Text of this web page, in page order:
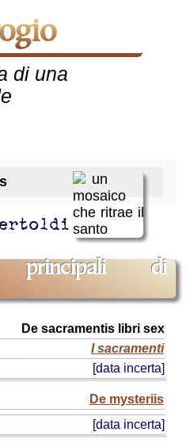
di
De sacramentis libri sex
I sacramenti
[data incerta]
De mysteriis
[data incerta]